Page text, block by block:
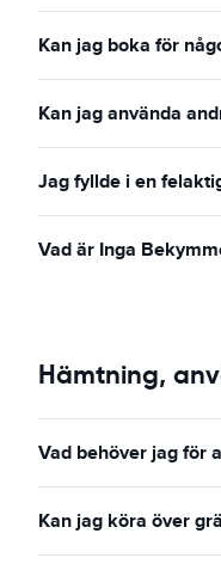
Kan jag boka för
Kan jag använda
Jag fyllde i en
Vad är Inga
Hämtning,
Vad behöver jag för
Kan jag köra över